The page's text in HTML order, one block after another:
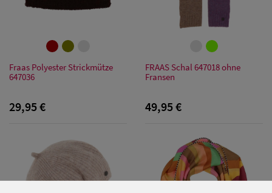
Snapback Caps
Damen Caps
(63-65 cm)
Fraas Polyester Strickmütze
647036
29,95 €
FRAAS Schal 647018 ohne
Fransen
49,95 €